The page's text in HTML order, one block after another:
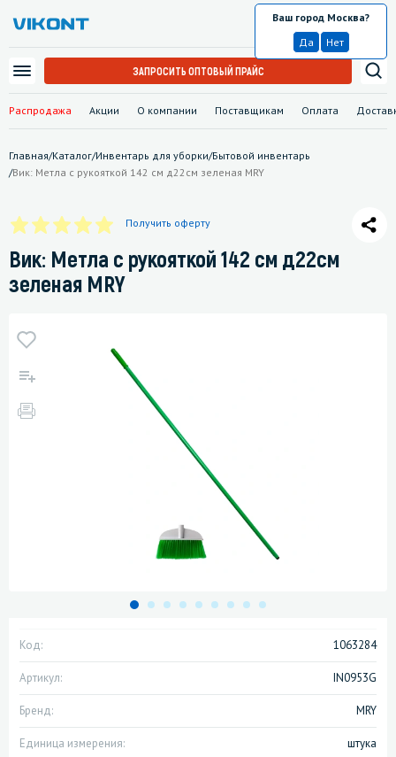
Распродажа Акции О компании Поставщикам Оплата
Москва
Ваш город Москва?
Да
Нет
ЗАПРОСИТЬ ОПТОВЫЙ ПРАЙС
Главная/Каталог/Инвентарь для уборки/Бытовой инвентарь
/Вик: Метла с рукояткой 142 см д22см зеленая MRY
Получить оферту
Вик: Метла с рукояткой 142 см д22см
зеленая MRY
Код: 1063284
Артикул: IN0953G
Бренд: MRY
Единица измерения: штука